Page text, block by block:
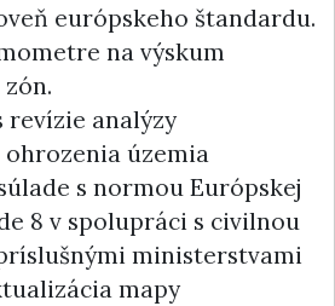
európskeho štandardu.
na výskum
revízie analýzy
územia
s normou Európskej
8 v spolupráci s civilnou
ministerstvami
mapy